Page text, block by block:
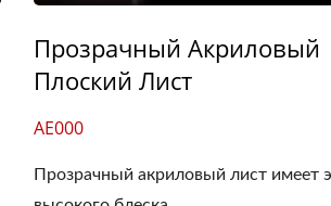
Прозрачный Акриловый
Плоский Лист
AE000
Прозрачный акриловый лист имеет